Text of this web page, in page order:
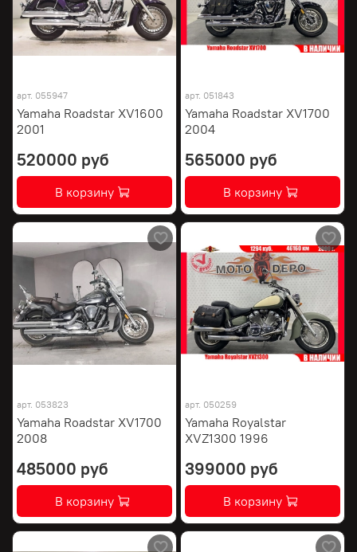
арт. 055947
Yamaha Roadstar XV1600
2001
520000 руб
В корзину
арт. 051843
Yamaha Roadstar XV1700
2004
565000 руб
В корзину
арт. 053823
Yamaha Roadstar XV1700
2008
485000 руб
В корзину
арт. 050259
Yamaha Royalstar
XVZ1300 1996
399000 руб
В корзину